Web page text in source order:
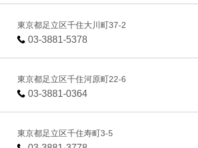
東京都足立区千住大川町37-2
03-3881-5378
東京都足立区千住河原町22-6
03-3881-0364
東京都足立区千住寿町3-5